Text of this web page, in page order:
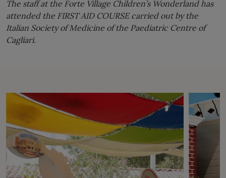
The staff at the Forte Village Children’s Wonderland has
attended the FIRST AID COURSE carried out by the
Italian Society of Medicine of the Paediatric Centre of
Cagliari.